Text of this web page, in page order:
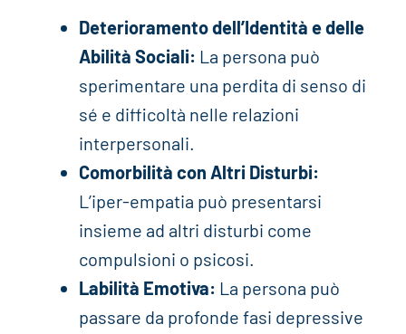
Deterioramento dell’Identità e delle
Abilità Sociali: La persona può
sperimentare una perdita di senso di
sé e difficoltà nelle relazioni
interpersonali.
Comorbilità con Altri Disturbi:
L’iper-empatia può presentarsi
insieme ad altri disturbi come
compulsioni o psicosi.
Labilità Emotiva: La persona può
passare da profonde fasi depressive